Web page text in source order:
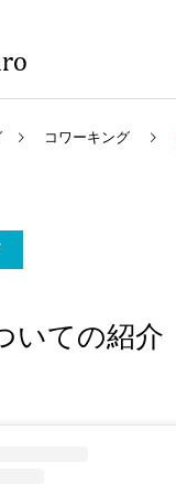
コワーキング
いての紹介